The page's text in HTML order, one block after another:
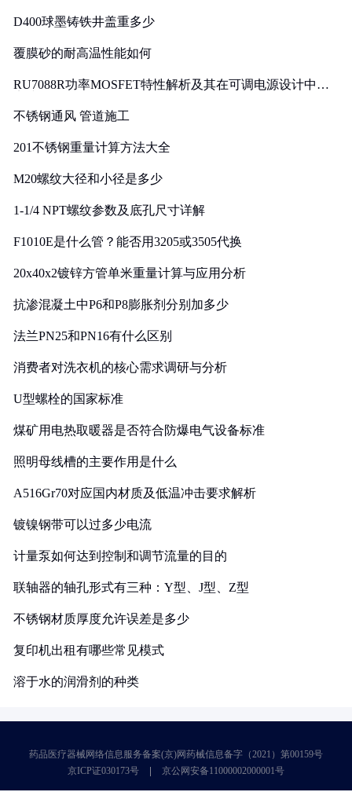
D400球墨铸铁井盖重多少
覆膜砂的耐高温性能如何
RU7088R功率MOSFET特性解析及其在可调电源设计中的
不锈钢通风 管道施工
201不锈钢重量计算方法大全
M20螺纹大径和小径是多少
1-1/4 NPT螺纹参数及底孔尺寸详解
F1010E是什么管？能否用3205或3505代换
20x40x2镀锌方管单米重量计算与应用分析
抗渗混凝土中P6和P8膨胀剂分别加多少
法兰PN25和PN16有什么区别
消费者对洗衣机的核心需求调研与分析
U型螺栓的国家标准
煤矿用电热取暖器是否符合防爆电气设备标准
照明母线槽的主要作用是什么
A516Gr70对应国内材质及低温冲击要求解析
镀镍钢带可以过多少电流
计量泵如何达到控制和调节流量的目的
联轴器的轴孔形式有三种：Y型、J型、Z型
不锈钢材质厚度允许误差是多少
复印机出租有哪些常见模式
溶于水的润滑剂的种类
药品医疗器械网络信息服务备案(京)网药械信息备字（2021）第00159号
京ICP证030173号
京公网安备11000002000001号